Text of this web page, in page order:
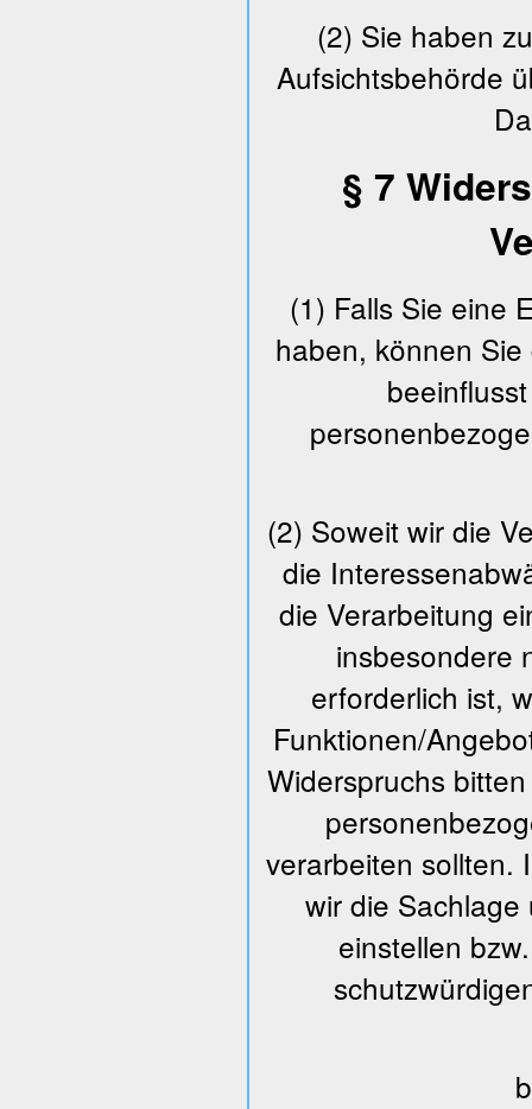
(2) Sie haben
Aufsichtsbehörde
§ 7
(1) Falls Sie eine
haben, können
(2) Soweit wir die
die
die Verarbeitung
insbesondere
erforderlich ist,
Funktionen/
Widerspruchs
verarbeiten sollten.
wir die
einstellen